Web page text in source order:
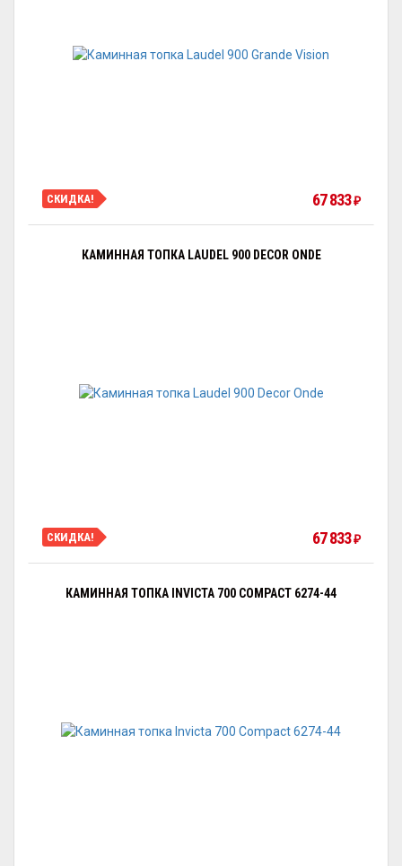
СКИДКА! 67 833₽
КАМИННАЯ ТОПКА LAUDEL 900 DECOR ONDE
СКИДКА! 67 833₽
КАМИННАЯ ТОПКА INVICTA 700 COMPACT 6274-44